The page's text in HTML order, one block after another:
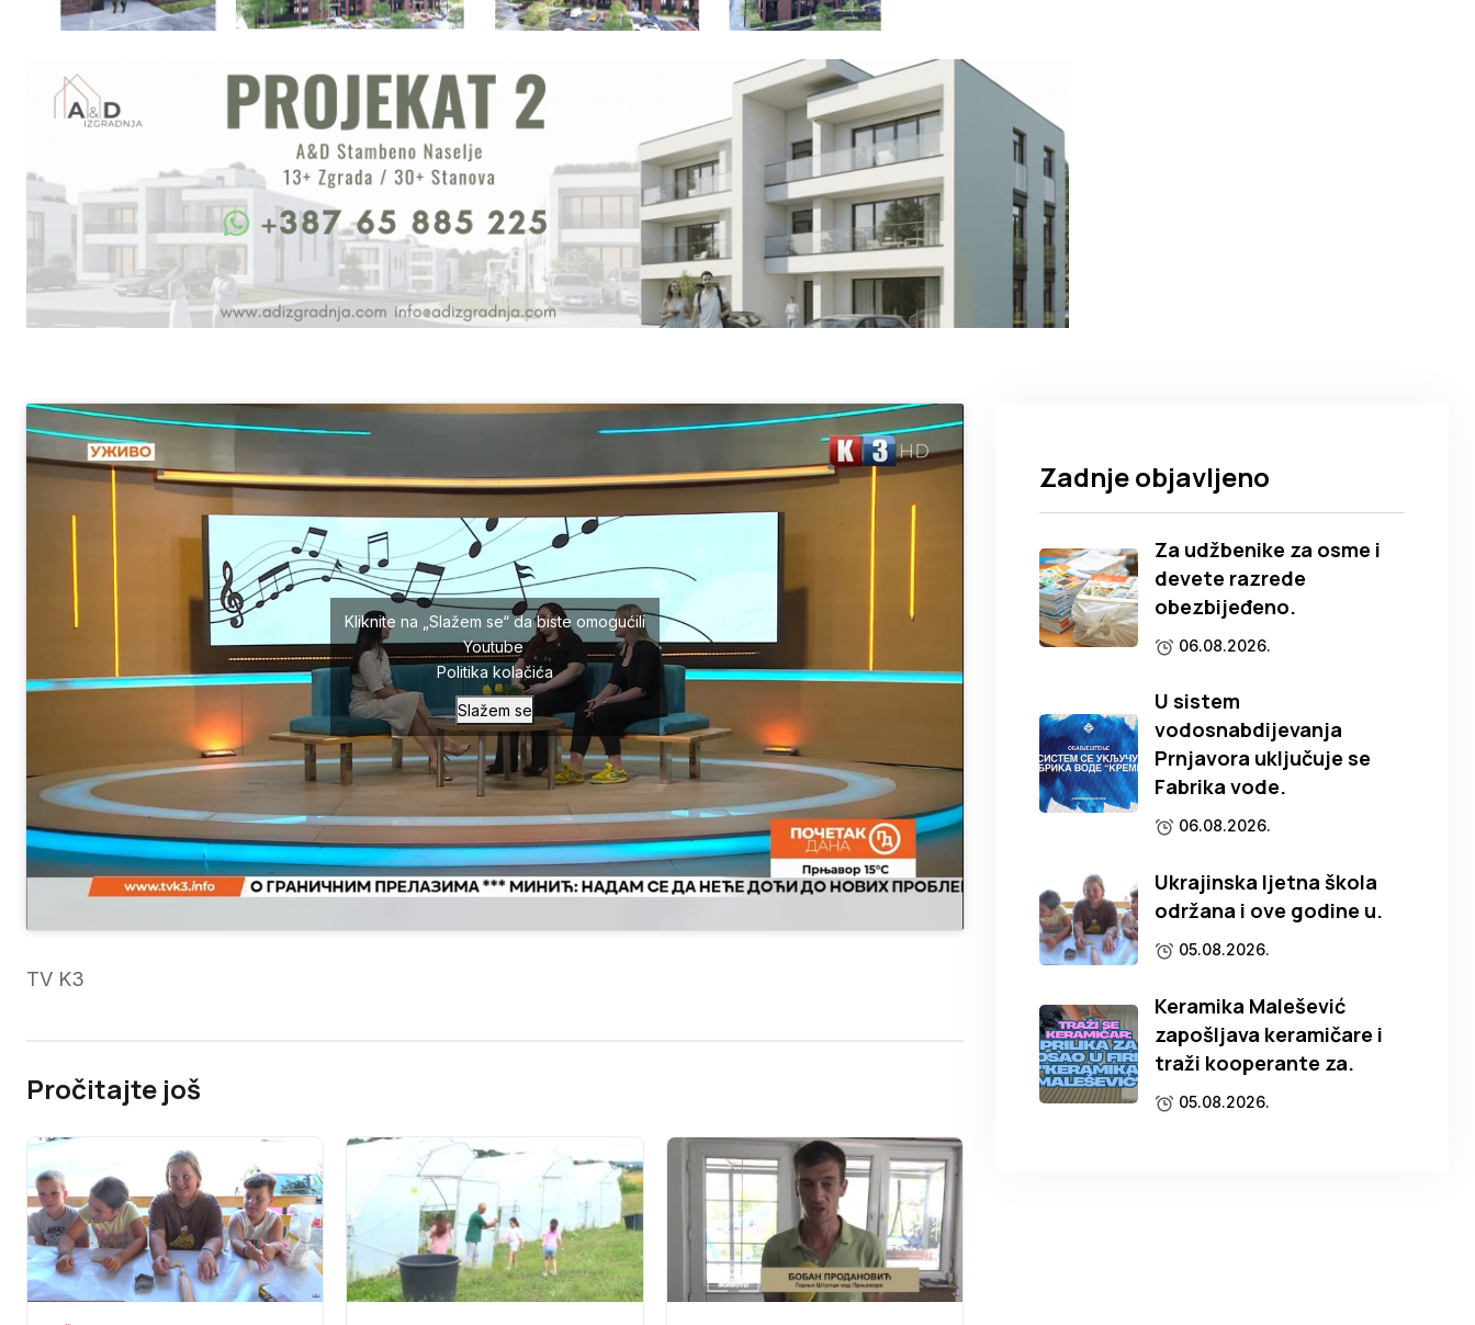
Kliknite na „Slažem se“ da biste omogućili
Youtube
Politika kolačića
Slažem se
TV K3
Pročitajte još
Zadnje objavljeno
Za udžbenike za osme i
devete razrede
obezbijeđeno.
06.08.2026.
U sistem
vodosnabdijevanja
Prnjavora uključuje se
Fabrika vode.
06.08.2026.
Ukrajinska ljetna škola
održana i ove godine u.
05.08.2026.
Keramika Malešević
zapošljava keramičare i
traži kooperante za.
05.08.2026.